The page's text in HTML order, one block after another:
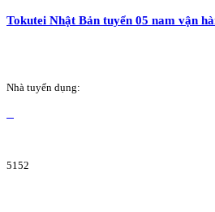
Tokutei Nhật Bản tuyển 05 nam vận
Nhà tuyển dụng:
5152